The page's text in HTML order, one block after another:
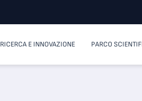
RICERCA E INNOVAZIONE PARCO